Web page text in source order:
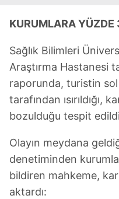
KURUMLARA YÜZDE
Sağlık Bilimleri
Araştırma Hastanesi
raporunda, turistin sol
tarafından ısırıldığı,
bozulduğu tespit
Olayın meydana
denetiminden
bildiren mahkeme,
aktardı: